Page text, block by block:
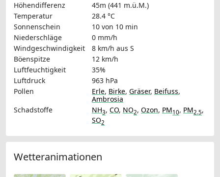
Höhendifferenz
45m (441 m.ü.M.)
Temperatur
28.4 °C
Sonnenschein
10 von 10 min
Niederschläge
0 mm/h
Windgeschwindigkeit
8 km/h aus S
Böenspitze
12 km/h
Luftfeuchtigkeit
35%
Luftdruck
963 hPa
Pollen
Erle, Birke, Gräser, Beifuss,
Ambrosia
Schadstoffe
NH3, CO, NO2, Ozon, PM10, PM2.5,
SO2
Wetteranimationen